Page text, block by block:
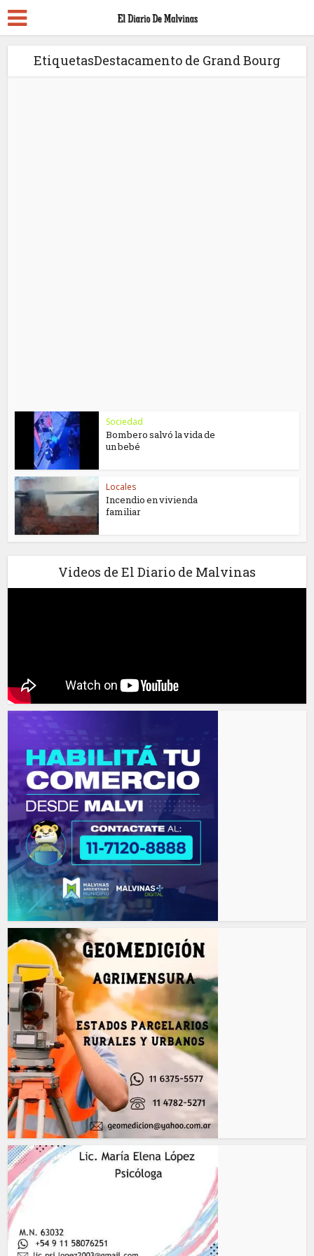
EtiquetasDestacamento de Grand Bourg
Sociedad
Bombero salvó la vida de
un bebé
Locales
Incendio en vivienda
familiar
Videos de El Diario de Malvinas